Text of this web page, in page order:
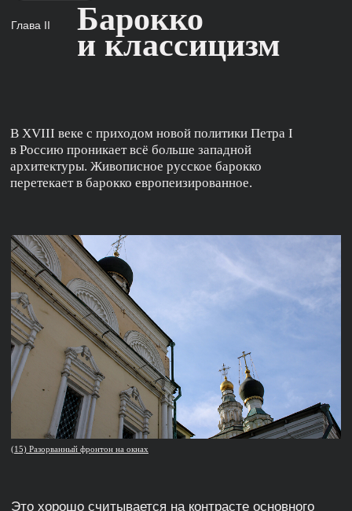
Двухэтажное здание 1830-х годов демонстрирует
главные приемы поздней классики с абсолютной
симметрией и уравновешенным декором.
Симметричный фасад как будто разделен на 3 части.
Нижняя часть выделена имитацией каменной кладки,
Второй этаж отличается изысканным декором окон
полуколоннами.
(20) Лира на фасаде